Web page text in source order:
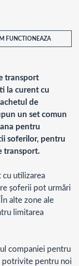
FUNCTIONEAZA
transport
la curent cu
de
un set comun
pentru
soferilor, pentru
transport.
utilizarea
șoferii pot urmări
alte zone ale
limitarea
companiei pentru
potrivite pentru noi